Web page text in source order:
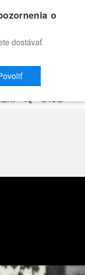
DATABÁZA
O NÁS
o
dostávať